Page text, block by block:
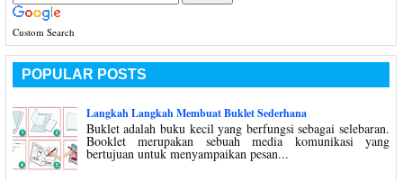
Custom Search
POPULAR POSTS
Langkah Langkah Membuat Buklet Sederhana
Buklet adalah buku kecil yang berfungsi sebagai selebaran.
Booklet merupakan sebuah media komunikasi yang
bertujuan untuk menyampaikan pesan...